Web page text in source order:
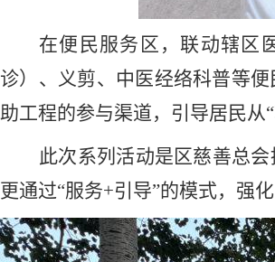
在便民服务区，联动辖区
诊）、义剪、中医经络科普等
助工程的参与渠道，引导居民从
此次系列活动是区慈善总
更通过“服务+引导”的模式，强